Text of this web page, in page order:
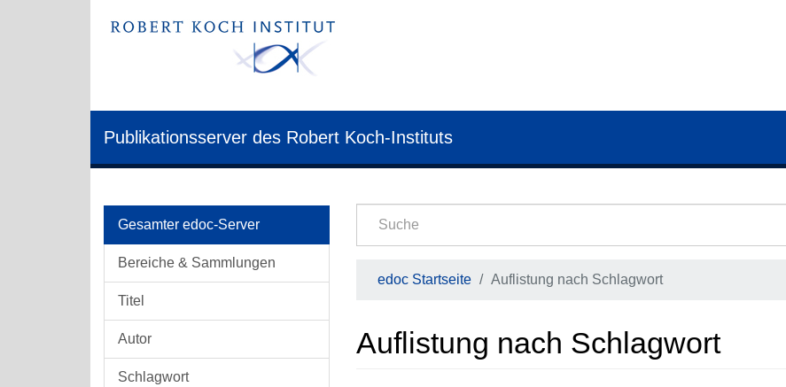
Publikationsserver des Robert Koch-Instituts
Gesamter edoc-Server
Bereiche & Sammlungen
Titel
Autor
Schlagwort
edoc Startseite Auflistung nach Schlagwort
Auflistung nach Schlagwort